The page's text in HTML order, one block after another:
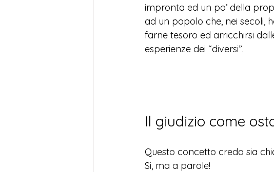
impronta ed un po’ della
ad un popolo che, nei secoli,
farne tesoro ed arricchirsi
esperienze dei “diversi”.
Il giudizio come
Questo concetto credo sia
Si, ma a parole!